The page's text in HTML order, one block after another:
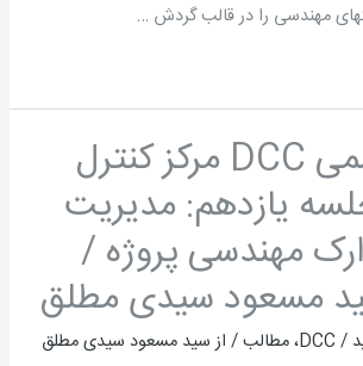
مهندسی را در قالب گردش …
آموزش رسمی DCC مرکز کنترل
یازدهم: مدیریت
مهندسی پروژه /
مسعود سیدی مطلق
/
DCC،مطالب/ ازسید مسعود سیدی مطلق